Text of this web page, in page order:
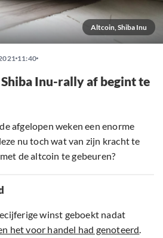
Altcoin, Shiba Inu
11:40
Inu-rally af begint te
de afgelopen weken een enorme
nu toch wat van zijn kracht te
de altcoin te gebeuren?
winst geboekt nadat
het voor handel had genoteerd.